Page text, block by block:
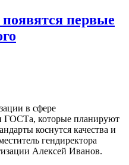
появятся первые
в сфере
ГОСТа, которые планируют
коснутся качества и
гендиректора
Алексей Иванов.